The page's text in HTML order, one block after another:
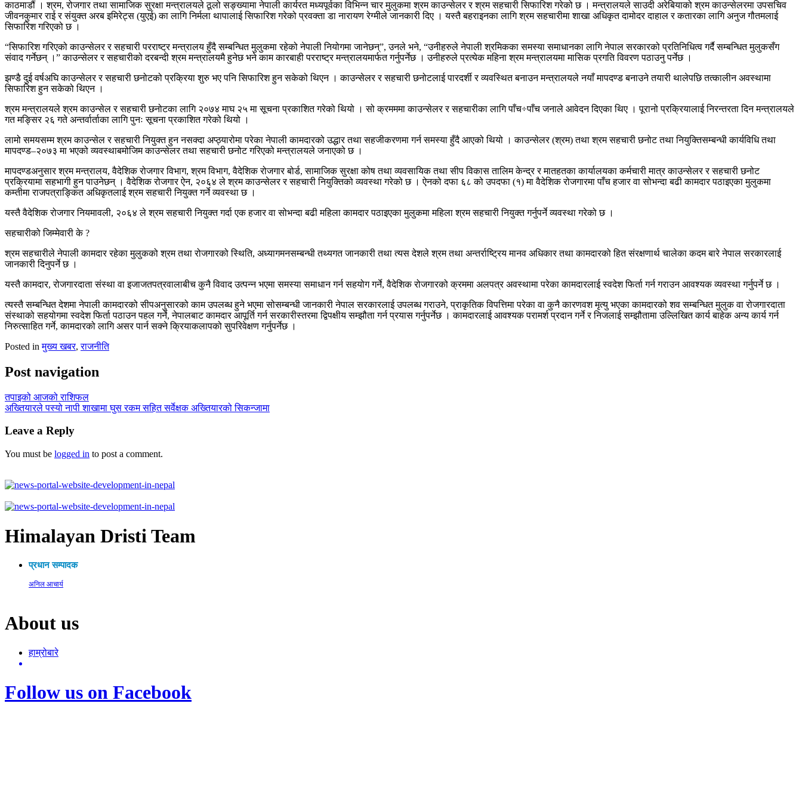
काठमाडौं । श्रम, रोजगार तथा सामाजिक सुरक्षा मन्त्रालयले ठूलो सङ्ख्यामा नेपाली कार्यरत मध्यपूर्वका विभिन्न चार मुलुकमा श्रम काउन्सेलर र श्रम सहचारी सिफारिश गरेको छ । मन्त्रालयले साउदी अरेबियाको श्रम काउन्सेलरमा उपसचिव
जीवनकुमार राई र संयुक्त अरब इमिरेट्स (युएई) का लागि निर्मला थापालाई सिफारिश गरेको प्रवक्ता डा नारायण रेग्मीले जानकारी दिए । यस्तै बहराइनका लागि श्रम सहचारीमा शाखा अधिकृत दामोदर दाहाल र कतारका लागि अनुज गौतमलाई
सिफारिश गरिएको छ ।
“सिफारिश गरिएको काउन्सेलर र सहचारी परराष्ट्र मन्त्रालय हुँदै सम्बन्धित मुलुकमा रहेको नेपाली नियोगमा जानेछन्”, उनले भने, “उनीहरुले नेपाली श्रमिकका समस्या समाधानका लागि नेपाल सरकारको प्रतिनिधित्व गर्दै सम्बन्धित मुलुकसँग
संवाद गर्नेछन् ।” काउन्सेलर र सहचारीको दरबन्दी श्रम मन्त्रालयमै हुनेछ भने काम कारबाही परराष्ट्र मन्त्रालयमार्फत गर्नुपर्नेछ । उनीहरुले प्रत्येक महिना श्रम मन्त्रालयमा मासिक प्रगति विवरण पठाउनु पर्नेछ ।
झण्डै दुई वर्षअघि काउन्सेलर र सहचारी छनोटको प्रक्रिया शुरु भए पनि सिफारिश हुन सकेको थिएन । काउन्सेलर र सहचारी छनोटलाई पारदर्शी र व्यवस्थित बनाउन मन्त्रालयले नयाँ मापदण्ड बनाउने तयारी थालेपछि तत्कालीन अवस्थामा
सिफारिश हुन सकेको थिएन ।
श्रम मन्त्रालयले श्रम काउन्सेल र सहचारी छनोटका लागि २०७४ माघ २५ मा सूचना प्रकाशित गरेको थियो । सो क्रमममा काउन्सेलर र सहचारीका लागि पाँच÷पाँच जनाले आवेदन दिएका थिए । पूरानो प्रक्रियालाई निरन्तरता दिन मन्त्रालयले
गत मङ्सिर २६ गते अन्तर्वार्ताका लागि पुनः सूचना प्रकाशित गरेको थियो ।
लामो समयसम्म श्रम काउन्सेल र सहचारी नियुक्त हुन नसक्दा अप्ठ्यारोमा परेका नेपाली कामदारको उद्धार तथा सहजीकरणमा गर्न समस्या हुँदै आएको थियो । काउन्सेलर (श्रम) तथा श्रम सहचारी छनोट तथा नियुक्तिसम्बन्धी कार्यविधि तथा
मापदण्ड–२०७३ मा भएको व्यवस्थाबमोजिम काउन्सेलर तथा सहचारी छनोट गरिएको मन्त्रालयले जनाएको छ ।
मापदण्डअनुसार श्रम मन्त्रालय, वैदेशिक रोजगार विभाग, श्रम विभाग, वैदेशिक रोजगार बोर्ड, सामाजिक सुरक्षा कोष तथा व्यवसायिक तथा सीप विकास तालिम केन्द्र र मातहतका कार्यालयका कर्मचारी मात्र काउन्सेलर र सहचारी छनोट
प्रक्रियामा सहभागी हुन पाउनेछन् । वैदेशिक रोजगार ऐन, २०६४ ले श्रम काउन्सेलर र सहचारी नियुक्तिको व्यवस्था गरेको छ । ऐनको दफा ६८ को उपदफा (१) मा वैदेशिक रोजगारमा पाँच हजार वा सोभन्दा बढी कामदार पठाइएका मुलुकमा
कम्तीमा राजपत्राङ्कित अधिकृतलाई श्रम सहचारी नियुक्त गर्ने व्यवस्था छ ।
यस्तै वैदेशिक रोजगार नियमावली, २०६४ ले श्रम सहचारी नियुक्त गर्दा एक हजार वा सोभन्दा बढी महिला कामदार पठाइएका मुलुकमा महिला श्रम सहचारी नियुक्त गर्नुपर्ने व्यवस्था गरेको छ ।
सहचारीको जिम्मेवारी के ?
श्रम सहचारीले नेपाली कामदार रहेका मुलुकको श्रम तथा रोजगारको स्थिति, अध्यागमनसम्बन्धी तथ्यगत जानकारी तथा त्यस देशले श्रम तथा अन्तर्राष्ट्रिय मानव अधिकार तथा कामदारको हित संरक्षणार्थ चालेका कदम बारे नेपाल सरकारलाई
जानकारी दिनुपर्ने छ ।
यस्तै कामदार, रोजगारदाता संस्था वा इजाजतपत्रवालाबीच कुनै विवाद उत्पन्न भएमा समस्या समाधान गर्न सहयोग गर्ने, वैदेशिक रोजगारको क्रममा अलपत्र अवस्थामा परेका कामदारलाई स्वदेश फिर्ता गर्न गराउन आवश्यक व्यवस्था गर्नुपर्ने छ ।
त्यस्तै सम्बन्धित देशमा नेपाली कामदारको सीपअनुसारको काम उपलब्ध हुने भएमा सोसम्बन्धी जानकारी नेपाल सरकारलाई उपलब्ध गराउने, प्राकृतिक विपत्तिमा परेका वा कुनै कारणवश मृत्यु भएका कामदारको शव सम्बन्धित मुलुक वा रोजगारदाता
संस्थाको सहयोगमा स्वदेश फिर्ता पठाउन पहल गर्ने, नेपालबाट कामदार आपूर्ति गर्न सरकारीस्तरमा द्विपक्षीय सम्झौता गर्न प्रयास गर्नुपर्नेछ । कामदारलाई आवश्यक परामर्श प्रदान गर्ने र निजलाई सम्झौतामा उल्लिखित कार्य बाहेक अन्य कार्य गर्न
निरुत्साहित गर्ने, कामदारको लागि असर पार्न सक्ने क्रियाकलापको सुपरिवेक्षण गर्नुपर्नेछ ।
Posted inमुख्य खबर,राजनीति
Post navigation
तपाइको आजको राशिफल
अख्तियारले पस्यो नापी शाखामा घुस रकम सहित सर्वेक्षक अख्तियारको सिकन्जामा
Leave a Reply
You must be logged in to post a comment.
Himalayan Dristi Team
प्रधान सम्पादक
अनिल आचार्य
About us
हाम्रोबारे
Follow us on Facebook